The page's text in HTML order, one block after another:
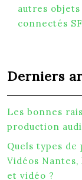
autres objets
connectés
Derniers
Les bonnes
production
Quels types
Vidéos Nantes,
et vidéo ?